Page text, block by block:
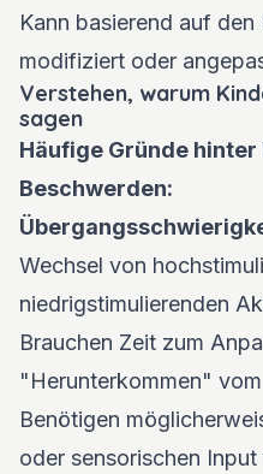
Kann basierend auf
modifiziert oder
Verstehen, warum
sagen
Häufige Gründe
Beschwerden:
Wechsel von
niedrigstimulierenden
Brauchen Zeit zum
"Herunterkommen"
Benötigen
oder sensorischen